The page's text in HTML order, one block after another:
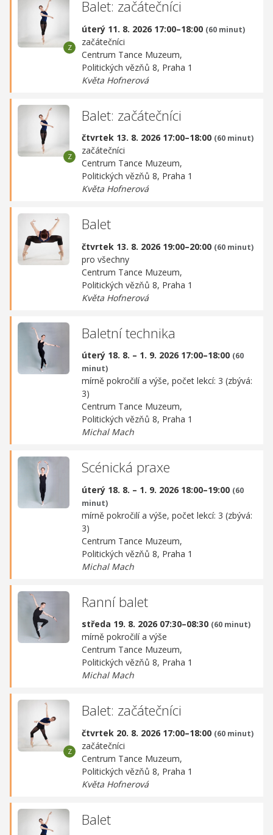
Balet: začátečníci
úterý 11. 8. 2026 17:00–18:00 (60 minut)
začátečníci
Centrum Tance Muzeum,
Politických vězňů 8, Praha 1
Květa Hofnerová
Balet: začátečníci
čtvrtek 13. 8. 2026 17:00–18:00 (60 minut)
začátečníci
Centrum Tance Muzeum,
Politických vězňů 8, Praha 1
Květa Hofnerová
Balet
čtvrtek 13. 8. 2026 19:00–20:00 (60 minut)
pro všechny
Centrum Tance Muzeum,
Politických vězňů 8, Praha 1
Květa Hofnerová
Baletní technika
úterý 18. 8. – 1. 9. 2026 17:00–18:00 (60
minut)
mírně pokročilí a výše, počet lekcí: 3 (zbývá:
3)
Centrum Tance Muzeum,
Politických vězňů 8, Praha 1
Michal Mach
Scénická praxe
úterý 18. 8. – 1. 9. 2026 18:00–19:00 (60
minut)
mírně pokročilí a výše, počet lekcí: 3 (zbývá:
3)
Centrum Tance Muzeum,
Politických vězňů 8, Praha 1
Michal Mach
Ranní balet
středa 19. 8. 2026 07:30–08:30 (60 minut)
mírně pokročilí a výše
Centrum Tance Muzeum,
Politických vězňů 8, Praha 1
Michal Mach
Balet: začátečníci
čtvrtek 20. 8. 2026 17:00–18:00 (60 minut)
začátečníci
Centrum Tance Muzeum,
Politických vězňů 8, Praha 1
Květa Hofnerová
Balet